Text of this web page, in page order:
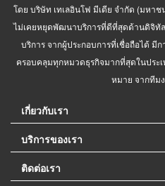
โดย บริษัท เทเลอินโฟ มีเดีย จำกัด (มหาช
ไม่เคยหยุดพัฒนาบริการที่ดีที่สุดด้านดิจิทั
บริการ จากผู้ประกอบการที่เชื่อถือได้ มี
ครอบคลุมทุกหมวดธุรกิจมากที่สุดในประ
หมาย จากทีม
เกี่ยวกับเรา
บริการของเรา
ติดต่อเรา